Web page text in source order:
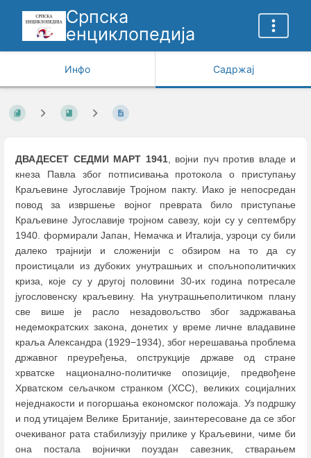
Српска
енциклопедија
Инфо Садржај
ДВАДЕСЕТ СЕДМИ МАРТ 1941, војни пуч против владе и
кнеза Павла због потписивања протокола о приступању
Краљевине Југославије Тројном пакту. Иако је непосредан
повод за извршење војног преврата било приступање
Краљевине Југославије тројном савезу, који су у септембру
1940. формирали Јапан, Немачка и Италија, узроци су били
далеко трајнији и сложенији с обзиром на то да су
проистицали из дубоких унутрашњих и спољнополитичких
криза, које су у другој половини 30-их година потресале
југословенску краљевину. На унутрашњеполитичком плану
све више је расло незадовољство због задржавања
недемократских закона, донетих у време личне владавине
краља Александра (1929−1934), због нерешавања проблема
државног преуређења, опструкције државе од стране
хрватске национално-политичке опозиције, предвођене
Хрватском сељачком странком (ХСС), великих социјалних
неједнакости и погоршања економског положаја. Уз подршку
и под утицајем Велике Британије, заинтересоване да се због
очекиваног рата стабилизују прилике у Краљевини, чиме би
она постала војнички поуздан савезник, стварањем